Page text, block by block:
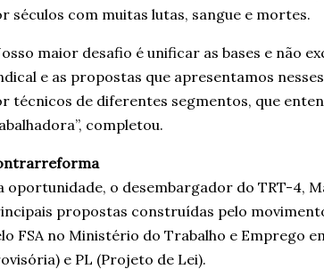
séculos com muitas lutas, sangue e mortes.
maior desafio é unificar as bases e não
e as propostas que apresentamos
técnicos de diferentes segmentos, que
completou.
oportunidade, o desembargador do TRT-4,
propostas construídas pelo
FSA no Ministério do Trabalho e Emprego
e PL (Projeto de Lei).